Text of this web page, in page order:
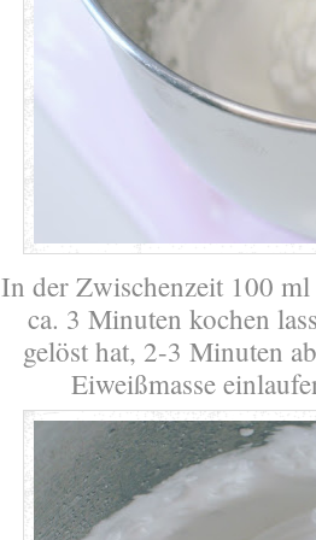
In der Zwischenzeit 100
ca. 3 Minuten kochen
gelöst hat, 2-3 Minuten
Eiweißmasse